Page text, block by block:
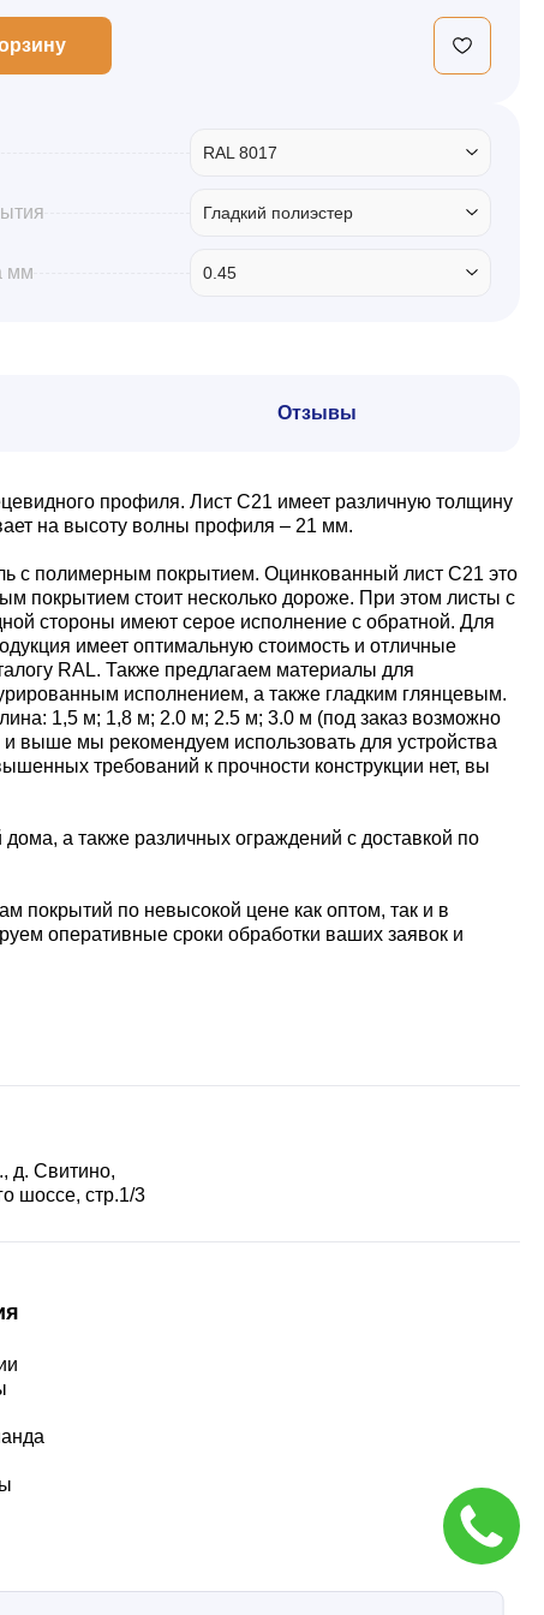
RAL 8017
Гладкий полиэстер
мм 0.45
Отзывы
профиля. Лист С21 имеет различную толщину
на высоту волны профиля – 21 мм.
с полимерным покрытием. Оцинкованный лист С21 это
покрытием стоит несколько дороже. При этом листы с
стороны имеют серое исполнение с обратной. Для
имеет оптимальную стоимость и отличные
RAL. Также предлагаем материалы для
исполнением, а также гладким глянцевым.
1,5 м; 1,8 м; 2.0 м; 2.5 м; 3.0 м (под заказ возможно
выше мы рекомендуем использовать для устройства
требований к прочности конструкции нет, вы
а также различных ограждений с доставкой по
покрытий по невысокой цене как оптом, так и в
оперативные сроки обработки ваших заявок и
д. Свитино,
шоссе, стр.1/3